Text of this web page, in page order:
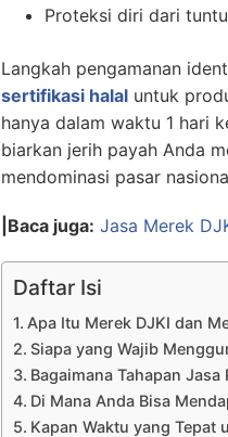
Proteksi diri dari
Langkah pengamanan
sertifikasi halal untuk
hanya dalam waktu 1 hari
biarkan jerih payah Anda
mendominasi pasar
|Baca juga: Jasa Merek
Daftar Isi
Apa Itu Merek DJKI dan
Siapa yang Wajib
Bagaimana Tahapan
Di Mana Anda Bisa
Kapan Waktu yang Tepat